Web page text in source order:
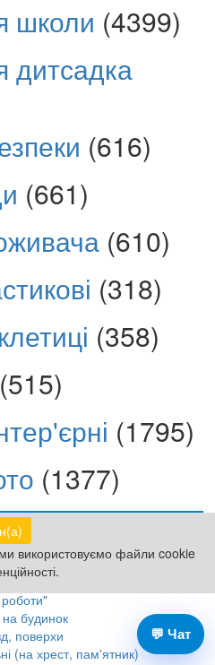
використовуємо файли cookie
школи (4399)
дитсадка
(616)
(661)
(610)
(318)
(358)
(515)
(1795)
(1377)
будинок
поверхи
(на хрест, пам'ятник)
💬 Чат